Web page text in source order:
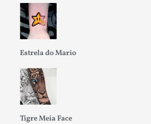
Estrela do Mario
Tigre Meia Face